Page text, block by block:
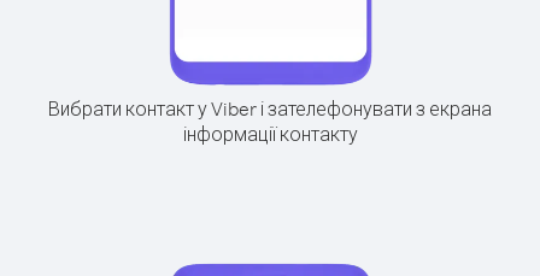
Вибрати контакт у Viber і зателефонувати з екрана
інформації контакту